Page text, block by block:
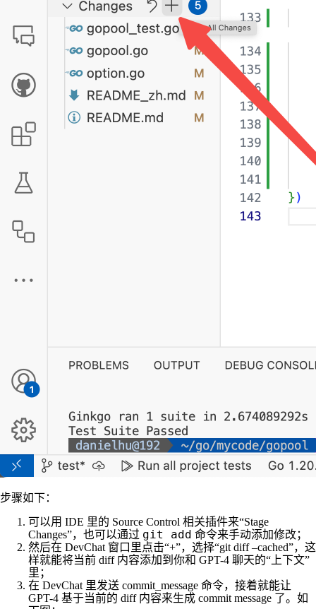
步骤如下：
可以用 IDE 里的 Source Control 相关插件来“Stage
Changes”，也可以通过 git add 命令来手动添加修改；
然后在 DevChat 窗口里点击“+”，选择“git diff –cached”，这
样就能将当前 diff 内容添加到你和 GPT-4 聊天的“上下文”
里；
在 DevChat 里发送 commit_message 命令，接着就能让
GPT-4 基于当前的 diff 内容来生成 commit message 了。如